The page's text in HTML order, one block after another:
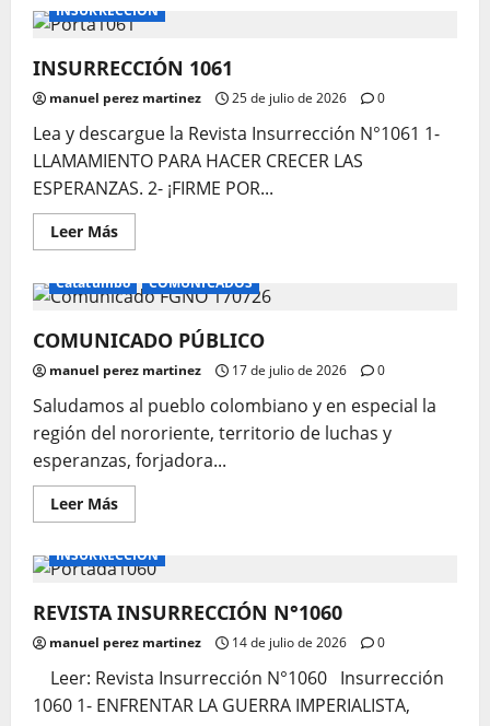
COMUNICADO
PÚBLICO
INSURRECCIÓN
INSURRECCIÓN 1061
manuel perez martinez 25 de julio de 2026 0
Lea y descargue la Revista Insurrección N°1061 1-
LLAMAMIENTO PARA HACER CRECER LAS
ESPERANZAS. 2- ¡FIRME POR...
Leer MásLeer
más
INSURRECCIÓN
1061
Catatumbo COMUNICADOS
COMUNICADO PÚBLICO
manuel perez martinez 17 de julio de 2026 0
Saludamos al pueblo colombiano y en especial la
región del nororiente, territorio de luchas y
esperanzas, forjadora...
Leer MásLeer
más
COMUNICADO
PÚBLICO
INSURRECCIÓN
REVISTA INSURRECCIÓN N°1060
manuel perez martinez 14 de julio de 2026 0
Leer: Revista Insurrección N°1060 Insurrección
1060 1- ENFRENTAR LA GUERRA IMPERIALISTA,